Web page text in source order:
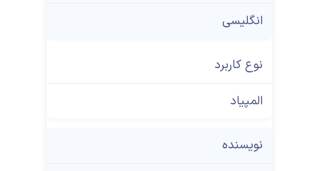
انگلیسی
نوع کاربرد
المپیاد
نویسنده